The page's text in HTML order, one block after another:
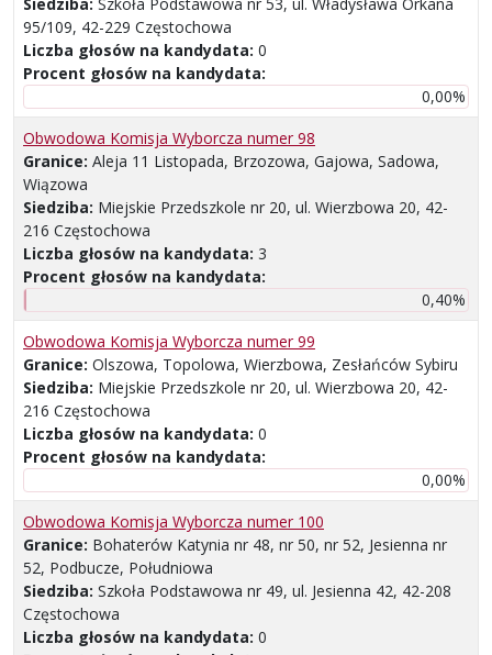
95/109, 42-229 Częstochowa
Liczba głosów na kandydata: 0
Procent głosów na kandydata:
0,00%
Obwodowa Komisja Wyborcza numer 98
Granice: Aleja 11 Listopada, Brzozowa, Gajowa, Sadowa,
Wiązowa
Siedziba: Miejskie Przedszkole nr 20, ul. Wierzbowa 20, 42-
216 Częstochowa
Liczba głosów na kandydata: 3
Procent głosów na kandydata:
0,40%
Obwodowa Komisja Wyborcza numer 99
Granice: Olszowa, Topolowa, Wierzbowa, Zesłańców Sybiru
Siedziba: Miejskie Przedszkole nr 20, ul. Wierzbowa 20, 42-
216 Częstochowa
Liczba głosów na kandydata: 0
Procent głosów na kandydata:
0,00%
Obwodowa Komisja Wyborcza numer 100
Granice: Bohaterów Katynia nr 48, nr 50, nr 52, Jesienna nr
52, Podbucze, Południowa
Siedziba: Szkoła Podstawowa nr 49, ul. Jesienna 42, 42-208
Częstochowa
Liczba głosów na kandydata: 0